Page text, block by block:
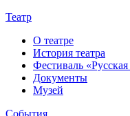
Театр
О театре
История театра
Фестиваль «Русская
Документы
Музей
События